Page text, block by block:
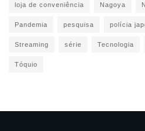
loja de conveniência Nagoya
Pandemia pesquisa polícia
Streaming série Tecnologia
Tóquio